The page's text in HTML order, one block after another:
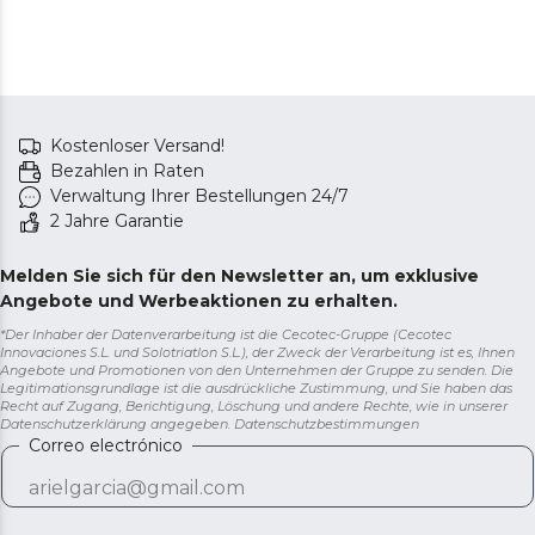
Dank des durchdachten Designs passt sich die
Maschine jeder Größe an – vom klassischen Espresso in
der kleinen Tasse bis zum Lungo im hohen Glas.
eine einfache Wartung und sorgt dafür, dass die
Leistung der Maschine länger so gut bleibt wie am
Kostenloser Versand!
Bezahlen in Raten
Verwaltung Ihrer Bestellungen 24/7
2 Jahre Garantie
Melden Sie sich für den Newsletter an, um exklusive
Angebote und Werbeaktionen zu erhalten.
*Der Inhaber der Datenverarbeitung ist die Cecotec-Gruppe (Cecotec
Innovaciones S.L. und Solotriatlon S.L.), der Zweck der Verarbeitung ist es, Ihnen
Angebote und Promotionen von den Unternehmen der Gruppe zu senden. Die
Legitimationsgrundlage ist die ausdrückliche Zustimmung, und Sie haben das
Recht auf Zugang, Berichtigung, Löschung und andere Rechte, wie in unserer
Datenschutzerklärung angegeben. Datenschutzbestimmungen
Correo electrónico